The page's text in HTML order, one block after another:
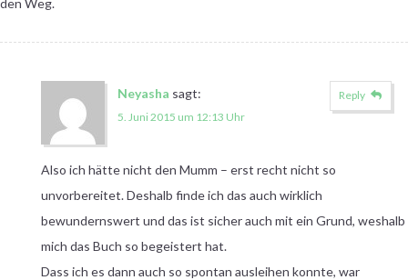
Neyasha sagt:
5. Juni 2015 um 12:13 Uhr
Also ich hätte nicht den Mumm – erst recht nicht so
unvorbereitet. Deshalb finde ich das auch wirklich
bewundernswert und das ist sicher auch mit ein Grund, weshalb
mich das Buch so begeistert hat.
Dass ich es dann auch so spontan ausleihen konnte, war
Reply